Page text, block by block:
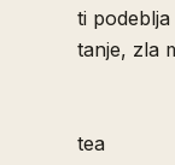
ti
tanje, zla
tea